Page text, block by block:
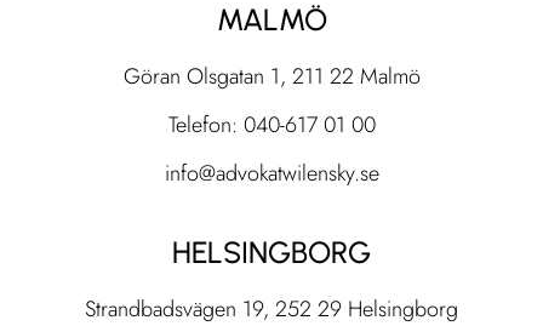
MALMÖ
Göran Olsgatan 1, 211 22 Malmö
Telefon: 040-617 01 00
info@advokatwilensky.se
HELSINGBORG
Strandbadsvägen 19, 252 29 Helsingborg